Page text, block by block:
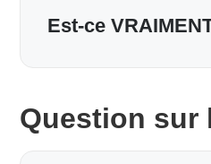
Est-ce
Question sur